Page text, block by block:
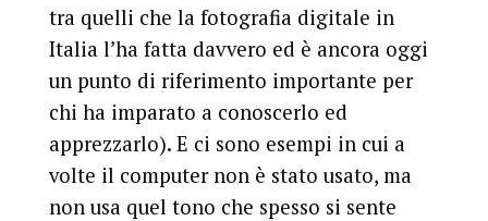
tra quelli che la fotografia digitale in
Italia l’ha fatta davvero ed è ancora oggi
un punto di riferimento importante per
chi ha imparato a conoscerlo ed
apprezzarlo). E ci sono esempi in cui a
volte il computer non è stato usato, ma
non usa quel tono che spesso si sente